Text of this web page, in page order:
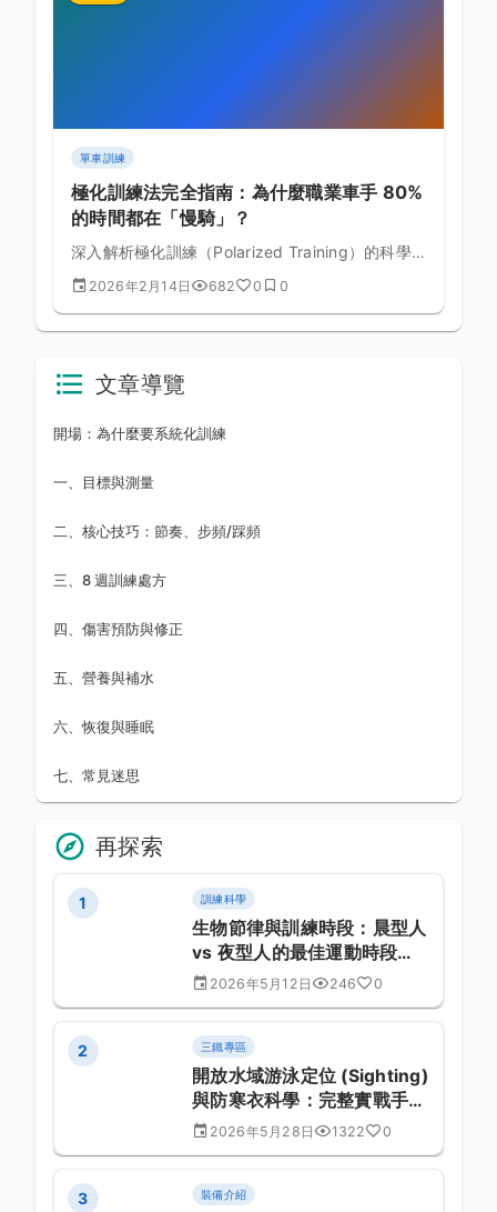
單車訓練
極化訓練法完全指南：為什麼職業車手 80%
的時間都在「慢騎」？
深入解析極化訓練（Polarized Training）的科學
原理，了解為什麼頂尖車手把大部分訓練時間花在
低強度，卻能獲得最大的體能提升。
2026年2月14日 682 0 0
文章導覽
開場：為什麼要系統化訓練
一、目標與測量
二、核心技巧：節奏、步頻/踩頻
三、8 週訓練處方
四、傷害預防與修正
五、營養與補水
六、恢復與睡眠
七、常見迷思
再探索
1 訓練科學
生物節律與訓練時段：晨型人
vs 夜型人的最佳運動時段配
對 2026年5月12日 246 0
2 三鐵專區
開放水域游泳定位 (Sighting)
與防寒衣科學：完整實戰手冊
(系列 345)
2026年5月28日 1322 0
3 裝備介紹